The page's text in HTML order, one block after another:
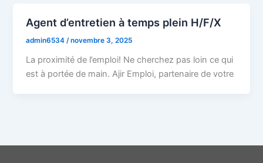
Agent d’entretien à temps plein H/F/X
admin6534/novembre 3, 2025
La proximité de l’emploi! Ne cherchez pas loin ce qui
est à portée de main. Ajir Emploi, partenaire de votre